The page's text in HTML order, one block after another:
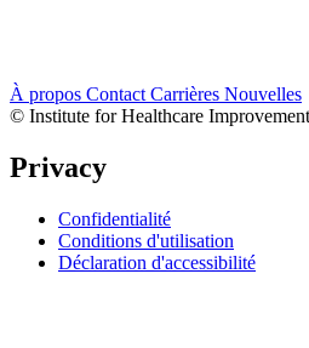
À propos ContactCarrières Nouvelles
© Institute for Healthcare
Privacy
Confidentialité
Conditions d'utilisation
Déclaration d'accessibilité